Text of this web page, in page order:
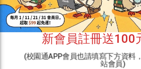
新會員註冊送100
(校園通APP會員也請填寫下方資料
站會員)